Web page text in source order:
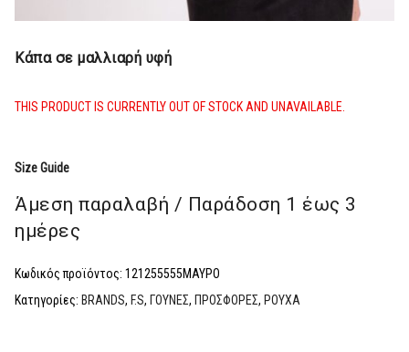
Κάπα σε μαλλιαρή υφή
THIS PRODUCT IS CURRENTLY OUT OF STOCK AND UNAVAILABLE.
Size Guide
Άμεση παραλαβή / Παράδoση 1 έως 3
ημέρες
Κωδικός προϊόντος: 121255555ΜΑΥΡΟ
Κατηγορίες: BRANDS, F.S, ΓΟΥΝΕΣ, ΠΡΟΣΦΟΡΕΣ, ΡΟΥΧΑ